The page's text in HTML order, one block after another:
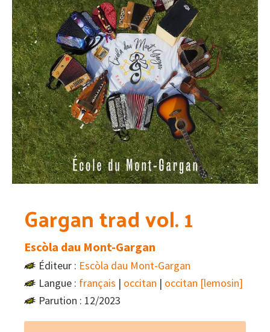
Gargan trad vol. 1
Escòla dau Mont-Gargan
Éditeur : Escòla dau Mont-Gargan
Langue : français | occitan | occitan [lemosin]
Parution : 12/2023